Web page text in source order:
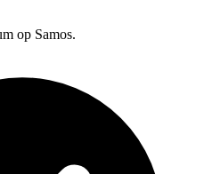
op Samos.